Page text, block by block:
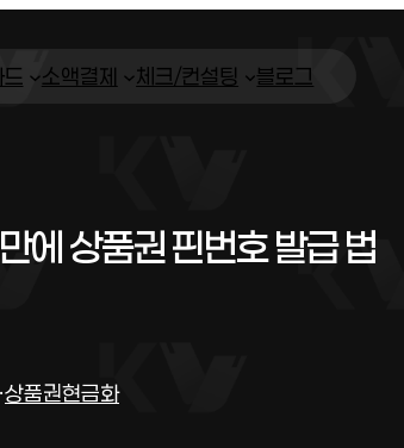
소액결제 체크/컨설팅 블로그
에 상품권 핀번호 발급 법
·상품권현금화